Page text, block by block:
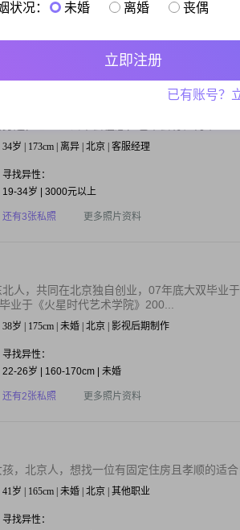
22-27岁 | 160-175cm | 未婚
于失去的那个家付出了太多太多，心里的感
边，已经过去不会在想，也不会有任何牵...
34岁 | 173cm | 离异 | 北京 | 客服经理
寻找异性：
19-34岁 | 3000元以上
还有3张私照 更多照片资料
人，共同在北京独自创业，07年底大双毕业
业于《火星时代艺术学院》200...
38岁 | 175cm | 未婚 | 北京 | 影视后期制作
寻找异性：
22-26岁 | 160-170cm | 未婚
还有2张私照 更多照片资料
，北京人，想找一位有固定住房且孝顺的适合
41岁 | 165cm | 未婚 | 北京 | 其他职业
寻找异性：
状况： 未婚 离婚 丧偶
立即注册
已有账号？